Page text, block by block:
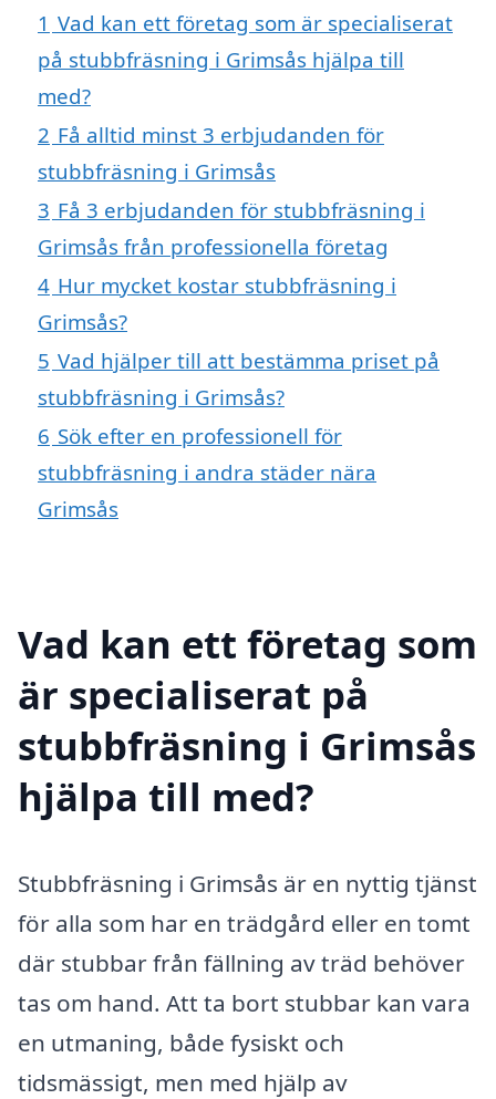
1 Vad kan ett företag som är specialiserat
på stubbfräsning i Grimsås hjälpa till
med?
2 Få alltid minst 3 erbjudanden för
stubbfräsning i Grimsås
3 Få 3 erbjudanden för stubbfräsning i
Grimsås från professionella företag
4 Hur mycket kostar stubbfräsning i
Grimsås?
5 Vad hjälper till att bestämma priset på
stubbfräsning i Grimsås?
6 Sök efter en professionell för
stubbfräsning i andra städer nära
Grimsås
Vad kan ett företag som
är specialiserat på
stubbfräsning i Grimsås
hjälpa till med?
Stubbfräsning i Grimsås är en nyttig tjänst
för alla som har en trädgård eller en tomt
där stubbar från fällning av träd behöver
tas om hand. Att ta bort stubbar kan vara
en utmaning, både fysiskt och
tidsmässigt, men med hjälp av